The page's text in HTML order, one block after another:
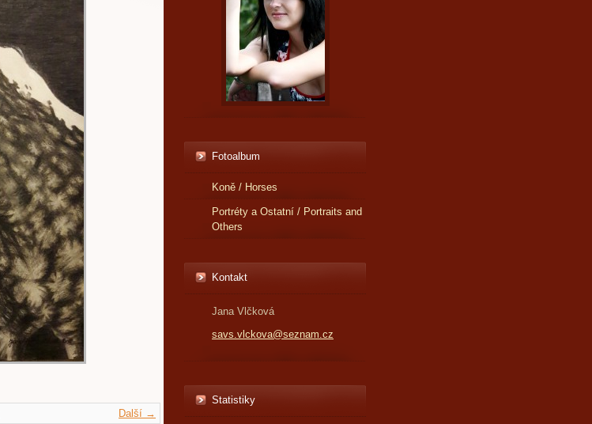
Další →
Fotoalbum
Koně / Horses
Portréty a Ostatní / Portraits and
Others
Kontakt
Jana Vlčková
savs.vlckova@seznam.cz
Statistiky